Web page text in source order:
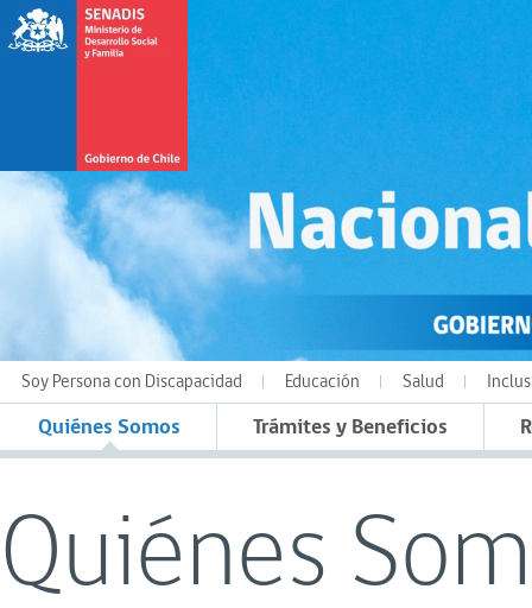
Soy Persona con Discapacidad Educación Salud
Quiénes Somos Trámites y Beneficios
Quiénes